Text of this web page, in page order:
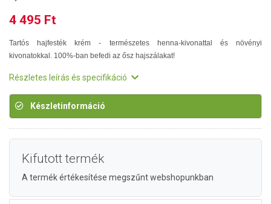
4 495 Ft
Tartós hajfesték krém - természetes henna-kivonattal és növényi
kivonatokkal. 100%-ban befedi az ősz hajszálakat!
Részletes leírás és specifikáció
Készletinformáció
Kifutott termék
A termék értékesítése megszűnt webshopunkban